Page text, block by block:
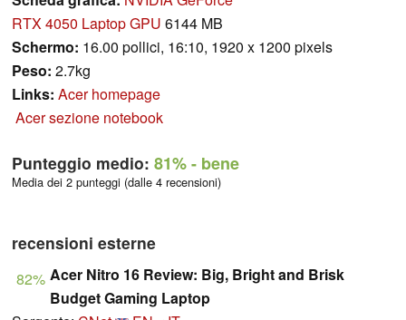
RTX 4050 Laptop GPU 6144 MB
Schermo: 16.00 pollici, 16:10, 1920 x 1200 pixels
Peso: 2.7kg
Links: Acer homepage
Acer sezione notebook
Punteggio medio: 81%- bene
Media dei 2 punteggi (dalle 4 recensioni)
recensioni esterne
82% Acer Nitro 16 Review: Big, Bright and Brisk
Budget Gaming Laptop